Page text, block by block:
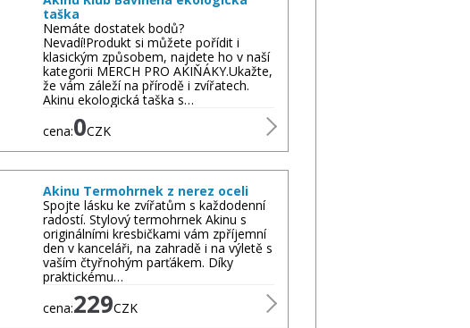
taška
Nemáte dostatek bodů?
Nevadí!Produkt si můžete pořídit i
klasickým způsobem, najdete ho v naší
kategorii MERCH PRO AKIŇÁKY.Ukažte,
že vám záleží na přírodě i zvířatech.
Akinu ekologická taška s…
cena:0CZK
Akinu Termohrnek z nerez oceli
Spojte lásku ke zvířatům s každodenní
radostí. Stylový termohrnek Akinu s
originálními kresbičkami vám zpříjemní
den v kanceláři, na zahradě i na výletě s
vaším čtyřnohým parťákem. Díky
praktickému…
cena:229CZK